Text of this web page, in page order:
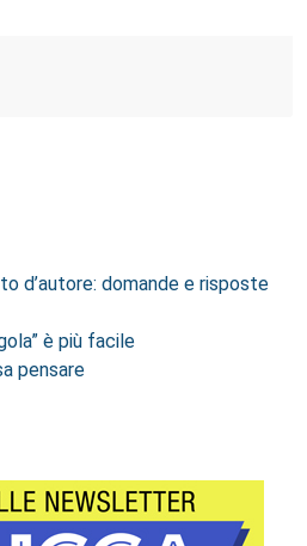
d’autore: domande e risposte
è più facile
pensare